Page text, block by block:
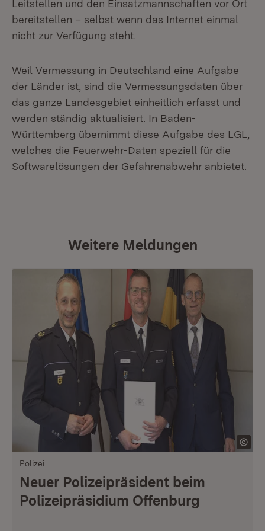
Leitstellen und den Einsatzmannschaften vor Ort
bereitstellen – selbst wenn das Internet einmal
nicht zur Verfügung steht.
Weil Vermessung in Deutschland eine Aufgabe
der Länder ist, sind die Vermessungsdaten über
das ganze Landesgebiet einheitlich erfasst und
werden ständig aktualisiert. In Baden-
Württemberg übernimmt diese Aufgabe des LGL,
welches die Feuerwehr-Daten speziell für die
Softwarelösungen der Gefahrenabwehr anbietet.
Weitere Meldungen
Polizei
Neuer Polizeipräsident beim
Polizeipräsidium Offenburg